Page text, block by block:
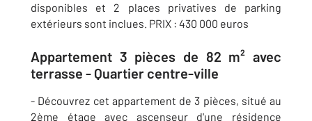
disponibles et 2 places privatives de parking
extérieurs sont inclues. PRIX : 430 000 euros
Appartement 3 pièces de 82 m² avec
terrasse - Quartier centre-ville
- Découvrez cet appartement de 3 pièces, situé au
2ème étage avec ascenseur d'une résidence